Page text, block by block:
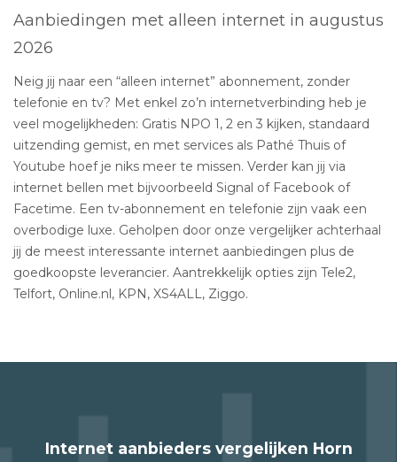
Aanbiedingen met alleen internet in augustus
2026
Neig jij naar een “alleen internet” abonnement, zonder
telefonie en tv? Met enkel zo’n internetverbinding heb je
veel mogelijkheden: Gratis NPO 1, 2 en 3 kijken, standaard
uitzending gemist, en met services als Pathé Thuis of
Youtube hoef je niks meer te missen. Verder kan jij via
internet bellen met bijvoorbeeld Signal of Facebook of
Facetime. Een tv-abonnement en telefonie zijn vaak een
overbodige luxe. Geholpen door onze vergelijker achterhaal
jij de meest interessante internet aanbiedingen plus de
goedkoopste leverancier. Aantrekkelijk opties zijn Tele2,
Telfort, Online.nl, KPN, XS4ALL, Ziggo.
Internet aanbieders vergelijken Horn